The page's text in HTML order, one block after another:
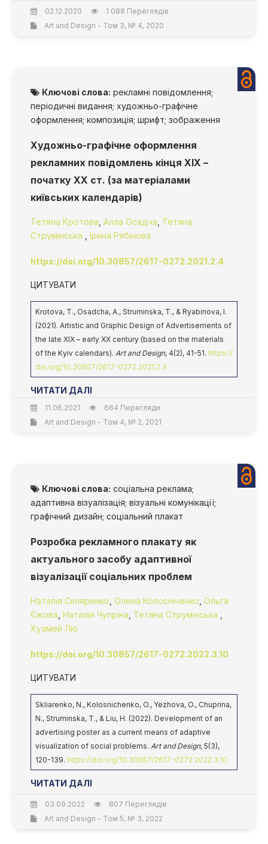
02.12.2020
1 088 Переглядів
Art and Design - Том 3, № 4, 2020
Ключові слова: рекламні повідомлення;
періодичні видання; художньо-графічне
оформлення; композиція; шрифт; зображення
Художньо-графічне оформлення
рекламних повідомлень кінця ХІХ –
початку ХХ ст. (за матеріалами
київських календарів)
Тетяна Кротова Алла Осадча Тетяна
Струмінська
Ірина Рябінова
https://doi.org/10.30857/2617-0272.2021.2.4
ЦИТУВАТИ
Krotova, T., Osadcha, A., Struminska, T., & Ryabinova, I.
(2021). Artistic and Graphic Design of Advertisements of
the late XIX – early XX century (based on the materials
of the Kyiv calendars). Art and Design, 4(2), 41-51. https://
doi.org/10.30857/2617-0272.2021.2.4
ЧИТАТИ ДАЛІ
11.06.2021
664 Перегляди
Art and Design - Том 4, № 2, 2021
Ключові слова: соціальна реклама;
адаптивна візуалізація; візуальні комунікації;
графічний дизайн; соціальний плакат
Розробка рекламного плакату як
актуального засобу адаптивної
візуалізації соціальних проблем
Наталія Скляренко Олена Колосніченко Ольга
Єжова Наталія Чупріна Тетяна Струмінська
Хуамей Лю
https://doi.org/10.30857/2617-0272.2022.3.10
ЦИТУВАТИ
Skliarenko, N., Kolosnichenko, O., Yezhova, O., Chuprina,
N., Struminska, T., & Liu, H. (2022). Development of an
advertising poster as a current means of adaptive
visualization of social problems. Art and Design, 5(3),
120-139. https://doi.org/10.30857/2617-0272.2022.3.10
ЧИТАТИ ДАЛІ
03.09.2022
807 Переглядів
Art and Design - Том 5, № 3, 2022